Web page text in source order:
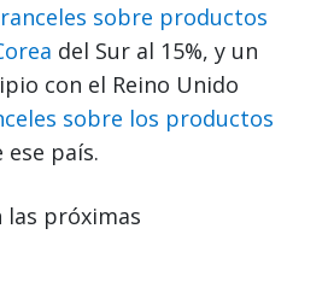
sobre productos
del Sur al 15%, y un
con el Reino Unido
sobre los productos
ese país.
las próximas